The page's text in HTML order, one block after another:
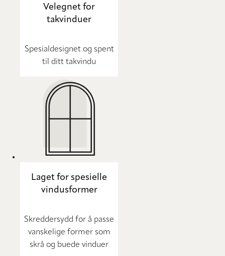
Velegnet for
takvinduer
Spesialdesignet og spent
til ditt takvindu
Laget for spesielle
vindusformer
Skreddersydd for å passe
vanskelige former som
skrå og buede vinduer